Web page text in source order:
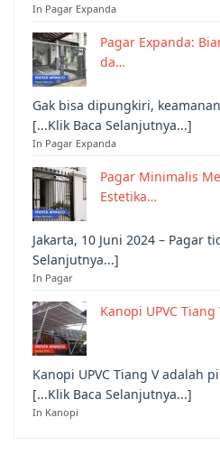
In Pagar Expanda
Pagar Expanda:
da…
Gak bisa dipungkiri,
[...Klik Baca Selanjutnya...]
In Pagar Expanda
Pagar Minimalis
Estetika…
Jakarta, 10 Juni 2024 – Pagar
Selanjutnya...]
In Pagar
Kanopi UPVC Tiang
Kanopi UPVC Tiang V adalah
[...Klik Baca Selanjutnya...]
In Kanopi